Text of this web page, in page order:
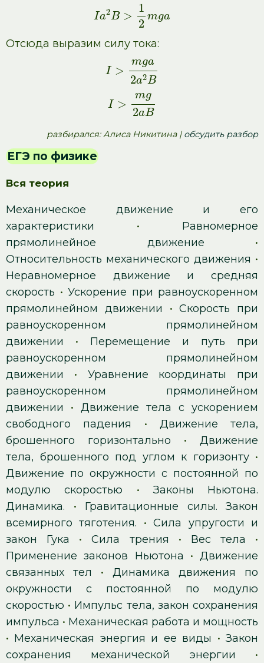
Ia2B >
1
2
mga
Отсюда выразим силу тока:
I >
mga
2a2 B
I >
mg
2aB
pазбирался: Алиса Никитина |обсудить разбор
ЕГЭ по физике
Вся теория
Механическое движение и его
характеристики • Равномерное
прямолинейное движение •
Относительность механического движения •
Неравномерное движение и средняя
скорость • Ускорение при равноускоренном
прямолинейном движении •Скорость при
равноускоренном прямолинейном
движении • Перемещение и путь при
равноускоренном прямолинейном
движении • Уравнение координаты при
равноускоренном прямолинейном
движении • Движение тела с ускорением
свободного падения
• Движение тела,
брошенного горизонтально • Движение
тела, брошенного под углом к горизонту•
Движение по окружности с постоянной по
модулю скоростью • Законы Ньютона.
Динамика. • Гравитационные силы. Закон
всемирного тяготения. •Сила упругости и
закон Гука •Сила трения • Вес тела •
Применение законов Ньютона • Движение
связанных тел • Динамика движения по
окружности с постоянной по модулю
скоростью • Импульс тела, закон сохранения
импульса • Механическая работа и мощность
• Механическая энергия и ее виды •Закон
сохранения механической энергии •